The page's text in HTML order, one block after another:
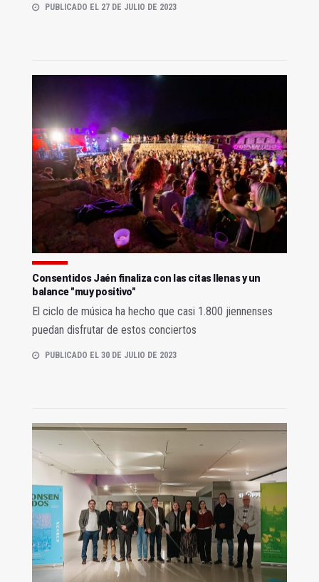
PUBLICADO EL 27 DE JULIO DE 2023
Consentidos Jaén finaliza con las citas llenas y un
balance "muy positivo"
El ciclo de música ha hecho que casi 1.800 jiennenses
puedan disfrutar de estos conciertos
PUBLICADO EL 30 DE JULIO DE 2023